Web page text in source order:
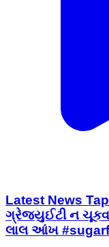
Latest News Tapi
ગ્રેજ્યુઈટી ન
લાલ આંખ